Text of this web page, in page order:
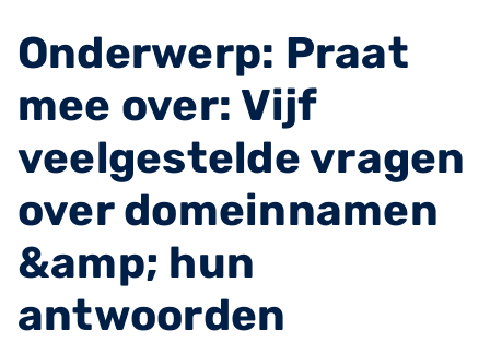
Onderwerp: Praat
mee over: Vijf
veelgestelde vragen
over domeinnamen
&amp; hun
antwoorden